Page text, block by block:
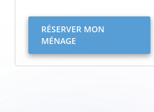
RÉSERVER MON
MÉNAGE